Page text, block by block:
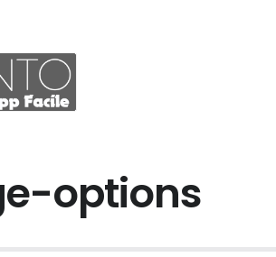
options